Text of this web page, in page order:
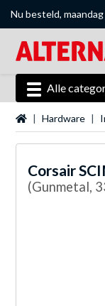
Nu besteld,
Alle
Startpagina
Hardware
Corsair
(Gunmetal,